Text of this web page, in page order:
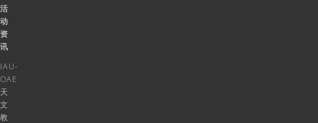
活
动
资
讯
IAU-
OAE
天
文
教